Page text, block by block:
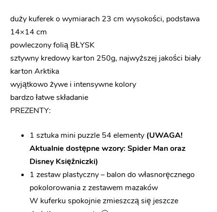
duży kuferek o wymiarach 23 cm wysokości, podstawa
14×14 cm
powleczony folią BŁYSK
sztywny kredowy karton 250g, najwyższej jakości biały
karton Arktika
wyjątkowo żywe i intensywne kolory
bardzo łatwe składanie
PREZENTY:
1 sztuka mini puzzle 54 elementy (UWAGA!
Aktualnie dostępne wzory: Spider Man oraz
Disney Księżniczki)
1 zestaw plastyczny – balon do własnoręcznego
pokolorowania z zestawem mazaków
W kuferku spokojnie zmieszczą się jeszcze